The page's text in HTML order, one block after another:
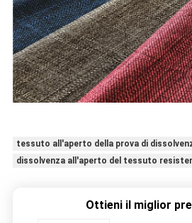
tessuto all'aperto della prova di
dissolvenza all'aperto del tessuto
Ottieni il miglior